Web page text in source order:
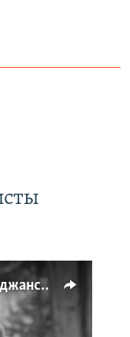
Имидж – все. Почему азербайджанские правозащитники и независимые журналисты попадают в тюрьму